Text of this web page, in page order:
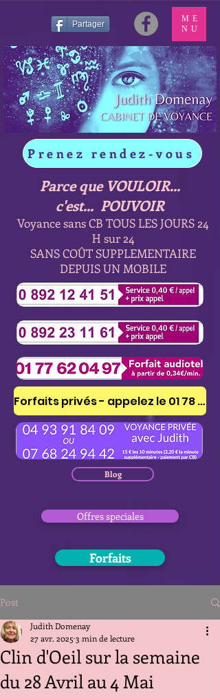
Partager
Prenez rendez-vous
Parce que VOULOIR...
c'est... POUVOIR
Voyance sans CB TOUS LES JOURS 24
H sur 24
SANS COÛT SUPPLEMENTAIRE
DEPUIS UN MOBILE
Blog
Offres speciales
ME
NU
Forfaits
Forfaits privés - appelez le 01 78 41 53 51
Post
Clin d'Oeil sur la semaine
du 28 Avril au 4 Mai
Judith Domenay
27 avr. 2025 3 min de lecture